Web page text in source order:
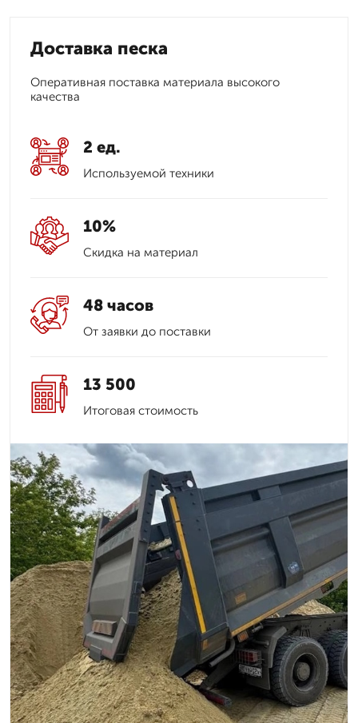
Доставка песка
Оперативная поставка материала высокого
качества
2 ед.
Используемой техники
10%
Скидка на материал
48 часов
От заявки до поставки
13 500
Итоговая стоимость